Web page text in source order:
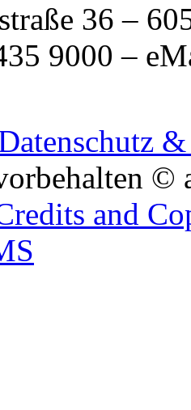
36 –
9000 –
©
and